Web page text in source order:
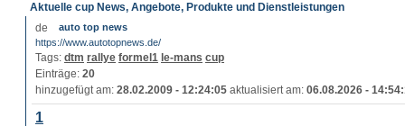
Aktuelle cup News, Angebote, Produkte und Dienstleistungen
auto top news
https://www.autotopnews.de/
Tags: dtm rallye formel1 le-mans cup
Einträge: 20
hinzugefügt am: 28.02.2009 - 12:24:05 aktualisiert am: 06.08.2026 -
1